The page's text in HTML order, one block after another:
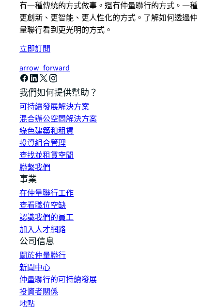
有一種傳統的方式做事。還有仲量聯行的方式。一種
更創新、更智能、更人性化的方式。了解如何透過仲
量聯行看到更光明的方式。
立即訂閱
arrow_forward
我們如何提供幫助？
可持續發展解決方案
混合辦公空間解決方案
綠色建築和租賃
投資組合管理
查找並租賃空間
聯繫我們
事業
在仲量聯行工作
查看職位空缺
認識我們的員工
加入人才網路
公司信息
關於仲量聯行
新聞中心
仲量聯行的可持續發展
投資者關係
地點